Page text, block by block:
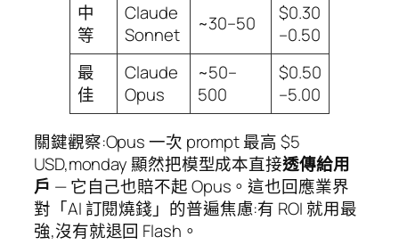
中
等
Claude
Sonnet
~30–50
$0.30
–0.50
最
佳
Claude
Opus
~50–
500
$0.50
–5.00
關鍵觀察:Opus 一次 prompt 最高 $5
USD,monday 顯然把模型成本直接透傳給用
戶 — 它自己也賠不起 Opus。這也回應業界
對「AI 訂閱燒錢」的普遍焦慮:有 ROI 就用最
強,沒有就退回 Flash。